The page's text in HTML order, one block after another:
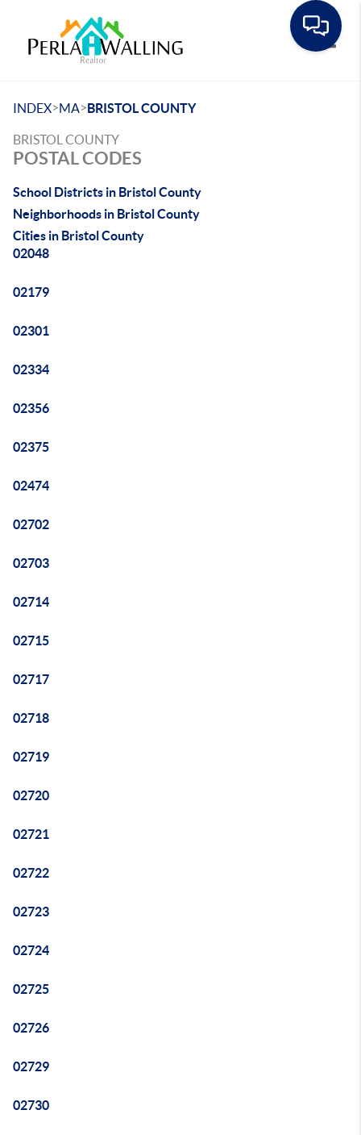
INDEX>MA>BRISTOL COUNTY
BRISTOL COUNTY
POSTAL CODES
School Districts in Bristol County
Neighborhoods in Bristol County
Cities in Bristol County
02048
02179
02301
02334
02356
02375
02474
02702
02703
02714
02715
02717
02718
02719
02720
02721
02722
02723
02724
02725
02726
02729
02730